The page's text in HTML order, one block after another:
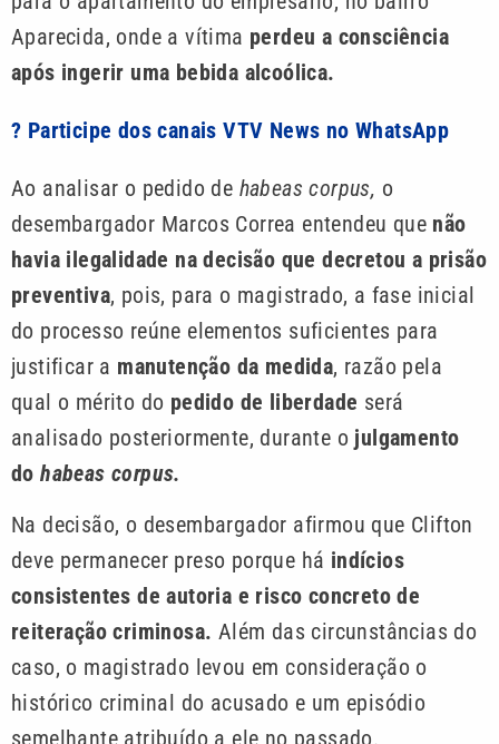
Aparecida, onde a vítima perdeu a consciência
após ingerir uma bebida alcoólica.
? Participe dos canais VTV News no WhatsApp
Ao analisar o pedido de habeas corpus, o
desembargador Marcos Correa entendeu que não
havia ilegalidade na decisão que decretou a prisão
preventiva, pois, para o magistrado, a fase inicial
do processo reúne elementos suficientes para
justificar a manutenção da medida, razão pela
qual o mérito do pedido de liberdade será
analisado posteriormente, durante o julgamento
do habeas corpus.
Na decisão, o desembargador afirmou que Clifton
deve permanecer preso porque há indícios
consistentes de autoria e risco concreto de
reiteração criminosa. Além das circunstâncias do
caso, o magistrado levou em consideração o
histórico criminal do acusado e um episódio
semelhante atribuído a ele no passado.